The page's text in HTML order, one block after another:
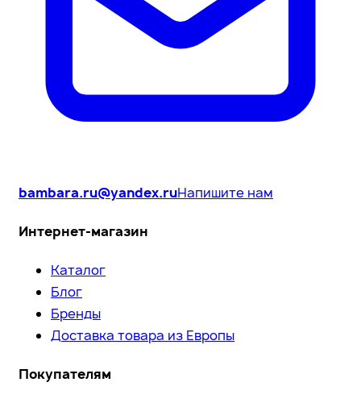
bambara.ru@yandex.ruНапишите нам
Интернет-магазин
Каталог
Блог
Бренды
Доставка товара из Европы
Покупателям